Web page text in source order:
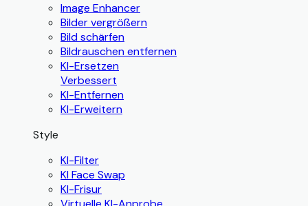
Image Enhancer
Bilder vergrößern
Bild schärfen
Bildrauschen entfernen
KI-Ersetzen
Verbessert
KI-Entfernen
KI-Erweitern
Style
KI-Filter
KI Face Swap
KI-Frisur